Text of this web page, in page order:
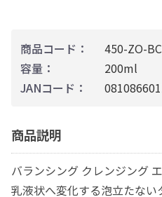
商品コード：
450-ZO-
容量：
200ml
JANコード：
商品説明
バランシング クレンジング
乳液状へ変化する泡立たない